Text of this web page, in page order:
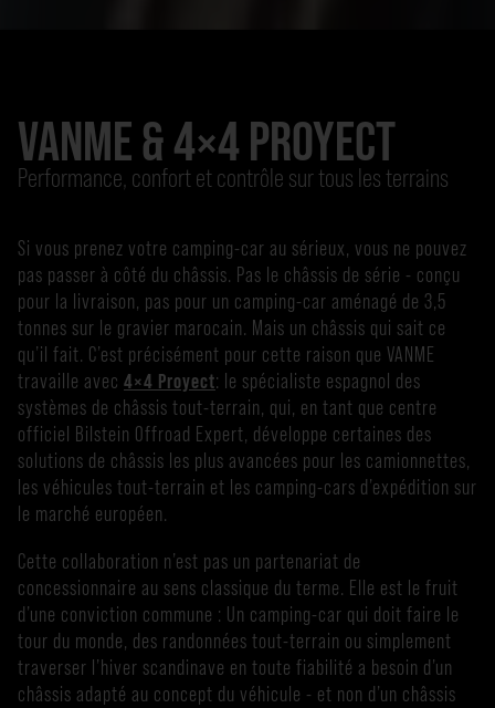
VANME & 4×4 PROYECT
Performance, confort et contrôle sur tous les terrains
Si vous prenez votre camping-car au sérieux, vous ne pouvez
pas passer à côté du châssis. Pas le châssis de série - conçu
pour la livraison, pas pour un camping-car aménagé de 3,5
tonnes sur le gravier marocain. Mais un châssis qui sait ce
qu’il fait. C’est précisément pour cette raison que VANME
travaille avec 4×4 Proyect: le spécialiste espagnol des
systèmes de châssis tout-terrain, qui, en tant que centre
officiel Bilstein Offroad Expert, développe certaines des
solutions de châssis les plus avancées pour les camionnettes,
les véhicules tout-terrain et les camping-cars d’expédition sur
le marché européen.
Cette collaboration n’est pas un partenariat de
concessionnaire au sens classique du terme. Elle est le fruit
d’une conviction commune : Un camping-car qui doit faire le
tour du monde, des randonnées tout-terrain ou simplement
traverser l’hiver scandinave en toute fiabilité a besoin d’un
châssis adapté au concept du véhicule - et non d’un châssis